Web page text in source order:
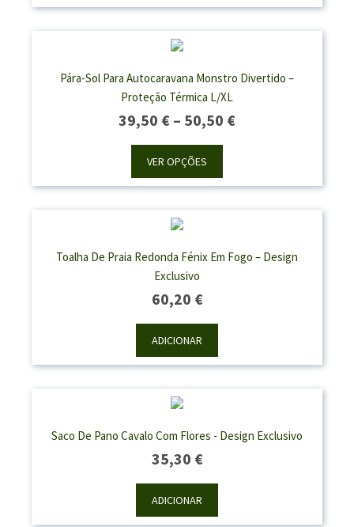
Pára-Sol Para Autocaravana Monstro Divertido –
Proteção Térmica L/XL
39,50 € – 50,50 €Price
Through
VER OPÇÕES
Toalha De Praia Redonda Fénix Em Fogo – Design
Exclusivo
60,20 €
ADICIONAR
Saco De Pano Cavalo Com Flores - Design Exclusivo
35,30 €
ADICIONAR